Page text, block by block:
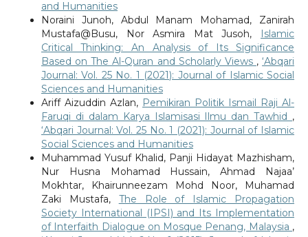
and Humanities
Noraini Junoh, Abdul Manam Mohamad, Zanirah
Mustafa@Busu, Nor Asmira Mat Jusoh,
Islamic
Critical Thinking: An Analysis of Its Significance
Based on The Al-Quran and Scholarly Views ,‘Abqari
Journal: Vol. 25 No. 1 (2021): Journal of Islamic Social
Sciences and Humanities
Ariff Aizuddin Azlan, Pemikiran Politik Ismail Raji Al-
Faruqi di dalam Karya Islamisasi Ilmu dan Tawhid ,
‘Abqari Journal: Vol. 25 No. 1 (2021): Journal of Islamic
Social Sciences and Humanities
Muhammad Yusuf Khalid, Panji Hidayat Mazhisham,
Nur Husna Mohamad Hussain, Ahmad Najaa’
Mokhtar, Khairunneezam Mohd Noor, Muhamad
Zaki Mustafa, The Role of Islamic Propagation
Society International (IPSI) and Its Implementation
of Interfaith Dialogue on Mosque Penang, Malaysia ,